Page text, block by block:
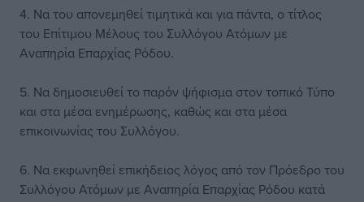
4. Να του απονεμηθεί τιμητικά και για πάντα, ο τίτλος
του Επίτιμου Μέλους του Συλλόγου Ατόμων με
Αναπηρία Επαρχίας Ρόδου.
5. Να δημοσιευθεί το παρόν ψήφισμα στον τοπικό Τύπο
και στα μέσα ενημέρωσης, καθώς και στα μέσα
επικοινωνίας του Συλλόγου.
6. Να εκφωνηθεί επικήδειος λόγος από τον Πρόεδρο του
Συλλόγου Ατόμων με Αναπηρία Επαρχίας Ρόδου κατά